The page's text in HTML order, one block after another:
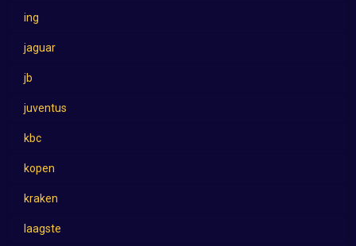
ing
jaguar
jb
juventus
kbc
kopen
kraken
laagste